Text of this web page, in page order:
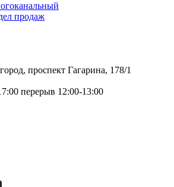
продаж
проспект Гагарина, 178/1
перерыв 12:00-13:00